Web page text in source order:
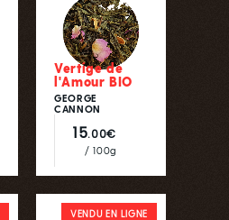
Vertige de
l'Amour BIO
GEORGE
CANNON
15.00€
/ 100g
VENDU EN LIGNE